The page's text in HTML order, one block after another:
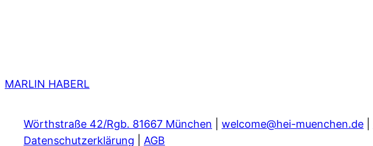
MARLIN HABERL
Wörthstraße 42/Rgb. 81667 München welcome@hei-muenchen.de
Datenschutzerklärung
AGB